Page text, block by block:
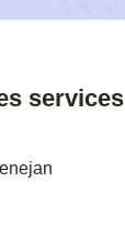
services